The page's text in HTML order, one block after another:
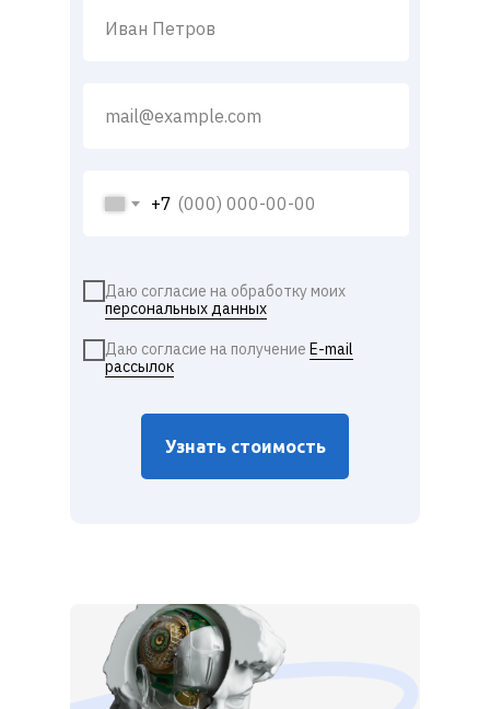
+7
Узнать стоимость
Даю согласие на обработку моих
персональных данных
Даю согласие на получение E-mail
рассылок